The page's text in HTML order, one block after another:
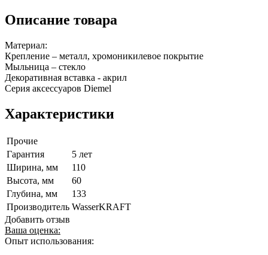
Описание товара
Материал:
Крепление – металл, хромоникилевое покрытие
Мыльница – стекло
Декоративная вставка - акрил
Серия аксессуаров Diemel
Характеристики
Прочие
Гарантия
5 лет
Ширина, мм
110
Высота, мм
60
Глубина, мм
133
Производитель WasserKRAFT
Добавить отзыв
Ваша оценка:
Опыт использования: